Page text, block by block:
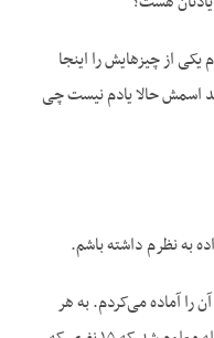
از چیزهایش را اینجا
اسمش حالا یادم نیست چی
به نظرم داشته باشم.
را آماده می‌کردم. به هر